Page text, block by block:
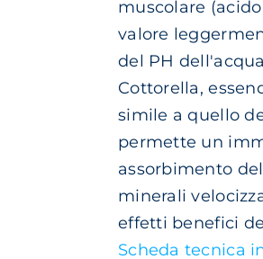
muscolare
valore
del PH
Cottorella,
simile a quello
permette un
assorbimento
minerali
effetti benefici
Scheda tecnica